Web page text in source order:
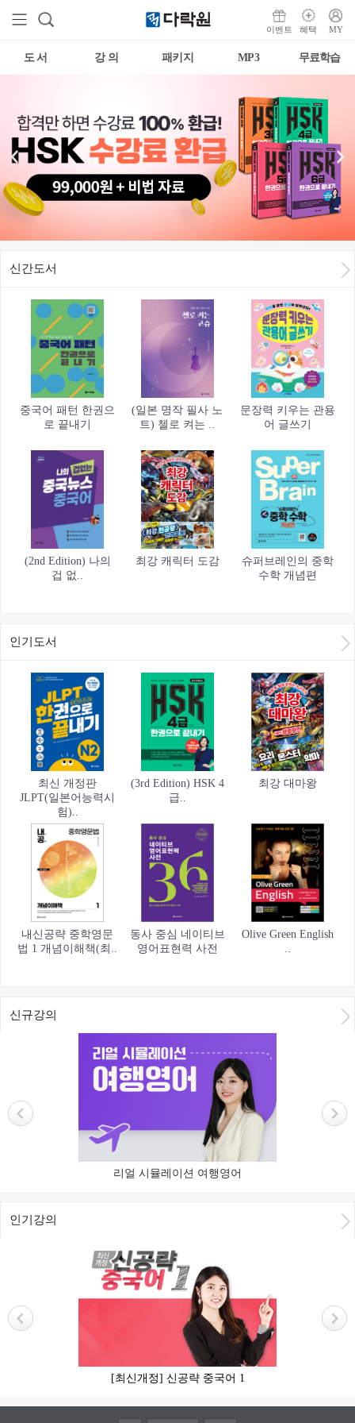
이벤트 혜택 MY
도 서 강 의 패키지 MP3 무료학습
신간도서
중국어 패턴 한권으
로 끝내기
(일본 명작 필사 노
트) 첼로 켜는 ..
문장력 키우는 관용
어 글쓰기
(2nd Edition) 나의
겁 없..
최강 캐릭터 도감
슈퍼브레인의 중학
수학 개념편
인기도서
최신 개정판
JLPT(일본어능력시
험)..
(3rd Edition) HSK 4
급..
최강 대마왕
내신공략 중학영문
법 1 개념이해책(최..
동사 중심 네이티브
영어표현력 사전
Olive Green English
신규강의
리얼 시뮬레이션 여행영어
인기강의
[최신개정] 신공략 중국어 1